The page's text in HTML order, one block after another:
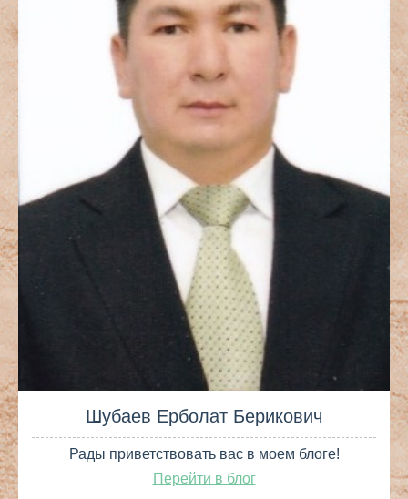
Шубаев Ерболат Берикович
Рады приветствовать вас в моем блоге!
Перейти в блог